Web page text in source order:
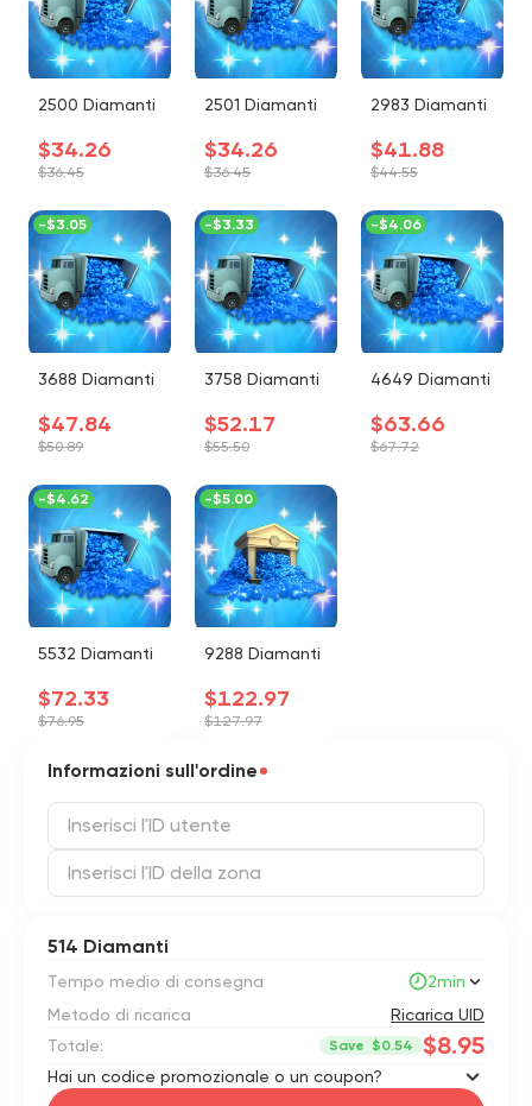
2500 Diamanti
$34.26
$36.45
2501 Diamanti
$34.26
$36.45
2983 Diamanti
$41.88
$44.55
3688 Diamanti
$47.84
$50.89
-$3.05
3758 Diamanti
$52.17
$55.50
-$3.33
4649 Diamanti
$63.66
$67.72
-$4.06
5532 Diamanti
$72.33
$76.95
-$4.62
9288 Diamanti
$122.97
$127.97
-$5.00
Informazioni sull'ordine
514 Diamanti
Tempo medio di consegna
2min
Metodo di ricarica
Ricarica UID
Totale:
Save $0.54 $8.95
Hai un codice promozionale o un coupon?